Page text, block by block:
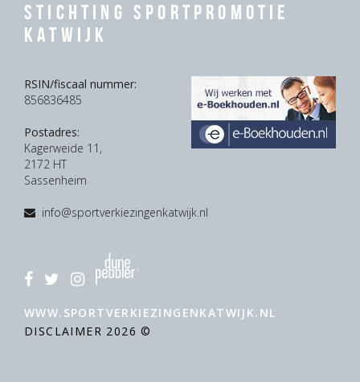
Stichting Sportpromotie
Katwijk
RSIN/fiscaal nummer:
856836485
Postadres:
Kagerweide 11,
2172 HT
Sassenheim
info@sportverkiezingenkatwijk.nl
WWW.SPORTVERKIEZINGENKATWIJK.NL
DISCLAIMER 2026 ©